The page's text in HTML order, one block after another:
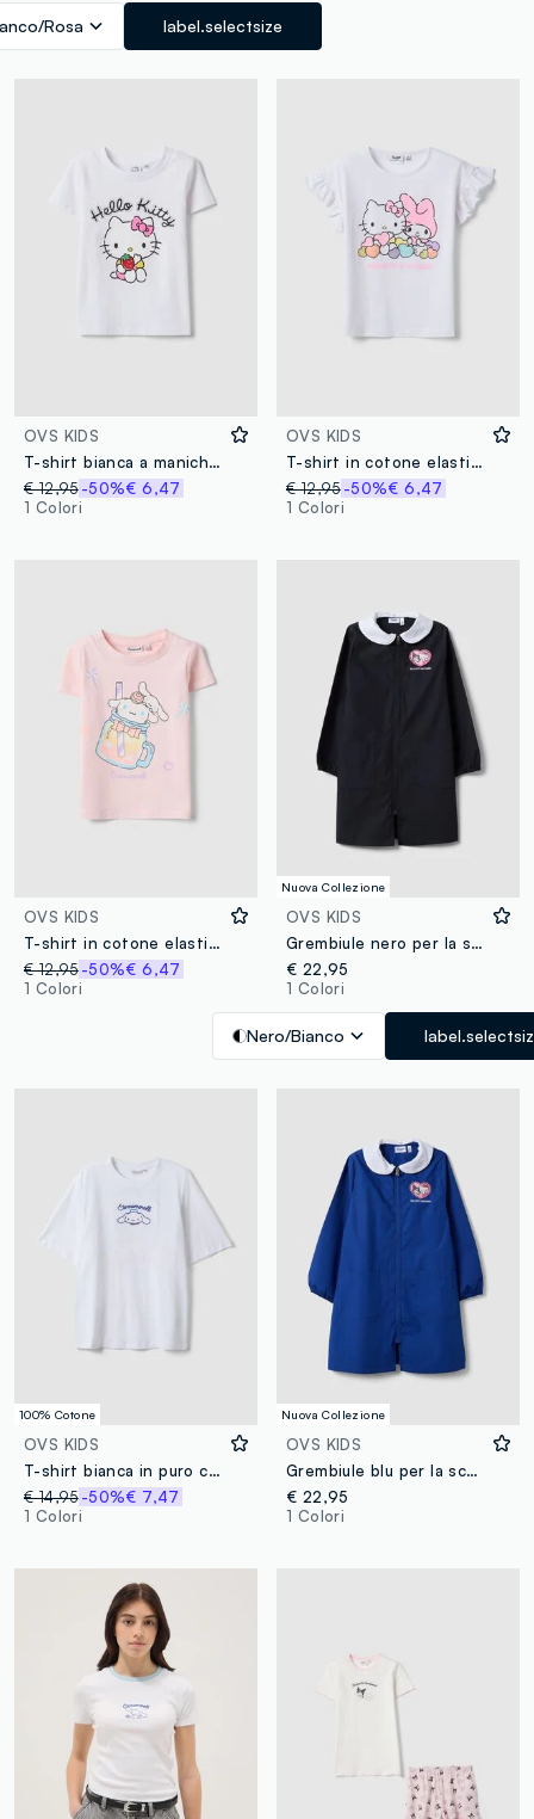
Rosa label.selectsize
OVS KIDS
T-shirt bianca a maniche corte in cotone elasticizzato
€ 12,95-50%€ 6,47
1 Colori
OVS KIDS
T-shirt in cotone elasticizzato bianco da bambina con stampa Hello Kitty
€ 12,95 -50%€ 6,47
1 Colori
OVS KIDS
T-shirt in cotone elasticizzato rosa da bambina regular fit con stampa
€ 12,95-50%€ 6,47
1 Colori
Nuova Collezione
OVS KIDS
Grembiule nero per la scuola con ricamo Hello Kitty per bambina
€ 22,95
1 Colori
Nero/Bianco
100% Cotone
OVS KIDS
T-shirt bianca in puro cotone a maniche corte con stampa
€ 14,95-50%€ 7,47
1 Colori
Nuova Collezione
OVS KIDS
Grembiule blu per la scuola con ricamo Hello Kitty per bambina
€ 22,95
1 Colori